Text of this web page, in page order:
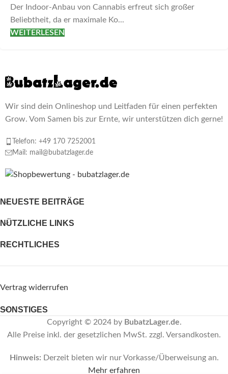
Der Indoor-Anbau von Cannabis erfreut sich großer
Beliebtheit, da er maximale Ko...
WEITERLESEN
Wir sind dein Onlineshop und Leitfaden für einen perfekten
Grow. Vom Samen bis zur Ernte, wir unterstützen dich gerne!
Telefon: +49 170 7252001
Mail: mail@bubatzlager.de
NEUESTE BEITRÄGE
NÜTZLICHE LINKS
RECHTLICHES
Vertrag widerrufen
SONSTIGES
Copyright © 2024 by BubatzLager.de.
Alle Preise inkl. der gesetzlichen MwSt. zzgl. Versandkosten.
Hinweis: Derzeit bieten wir nur Vorkasse/Überweisung an.
Mehr erfahren